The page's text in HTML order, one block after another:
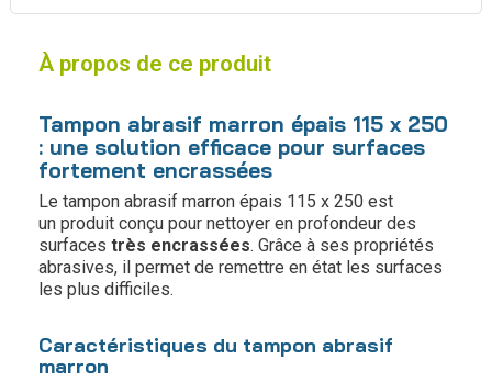
À propos de ce produit
Tampon abrasif marron épais 115 x 250
: une solution efficace pour surfaces
fortement encrassées
Le tampon abrasif marron épais 115 x 250 est
un produit conçu pour nettoyer en profondeur des
surfaces très encrassées. Grâce à ses propriétés
abrasives, il permet de remettre en état les surfaces
les plus difficiles.
Caractéristiques du tampon abrasif
marron